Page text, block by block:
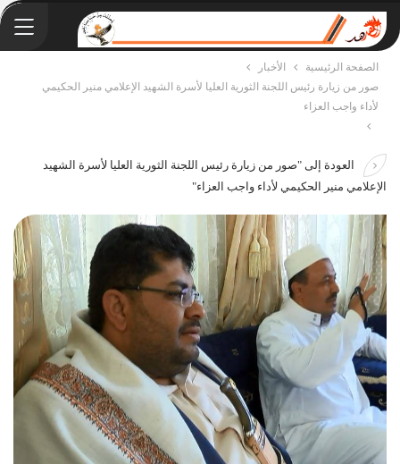
الصفحة الرئيسية
الأخبار
صور من زيارة رئيس اللجنة الثورية العليا ﻷسرة الشهيد الإعلامي منير الحكيمي
ﻷداء واجب العزاء
العودة إلى "صور من زيارة رئيس اللجنة الثورية العليا ﻷسرة الشهيد
الإعلامي منير الحكيمي ﻷداء واجب العزاء"